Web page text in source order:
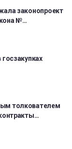
законопроект
№…
толкователем